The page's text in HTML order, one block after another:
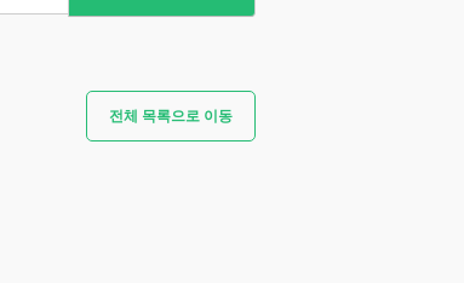
전체 목록으로 이동